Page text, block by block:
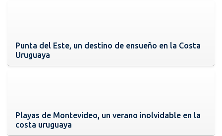
Punta del Este, un destino de ensueño en la Costa
Uruguaya
Playas de Montevideo, un verano inolvidable en la
costa uruguaya